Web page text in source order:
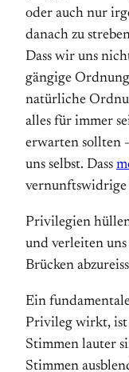
oder auch nur
danach zu
Dass wir uns
gängige
natürliche
alles für immer
erwarten sollten
uns selbst. Dass
Privilegien
und verleiten
Brücken
Ein
Privileg wirkt, ist
Stimmen lauter
Stimmen